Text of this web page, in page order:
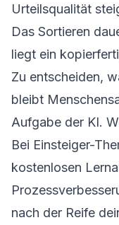
Urteilsqualität
Das Sortieren
liegt ein
Zu entscheiden,
bleibt
Aufgabe der KI.
Bei Einsteiger-
kostenlosen
nach der Reife